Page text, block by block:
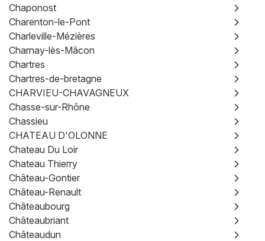
Chaponost
Charenton-le-Pont
Charleville-Mézières
Charnay-lès-Mâcon
Chartres
Chartres-de-bretagne
CHARVIEU-CHAVAGNEUX
Chasse-sur-Rhône
Chassieu
CHATEAU D'OLONNE
Chateau Du Loir
Chateau Thierry
Château-Gontier
Château-Renault
Châteaubourg
Châteaubriant
Châteaudun